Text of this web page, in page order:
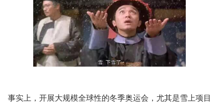
事实上，开展大规模全球性的冬季奥运会，尤其是雪上项目